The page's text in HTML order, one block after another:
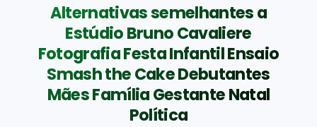
Alternativas semelhantes a
Estúdio Bruno Cavaliere
Fotografia Festa Infantil Ensaio
Smash the Cake Debutantes
Mães Família Gestante Natal
Política